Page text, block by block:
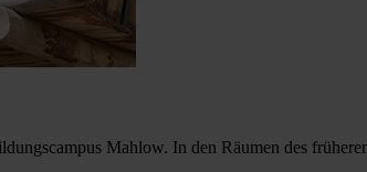
Mahlow. In den Räumen des